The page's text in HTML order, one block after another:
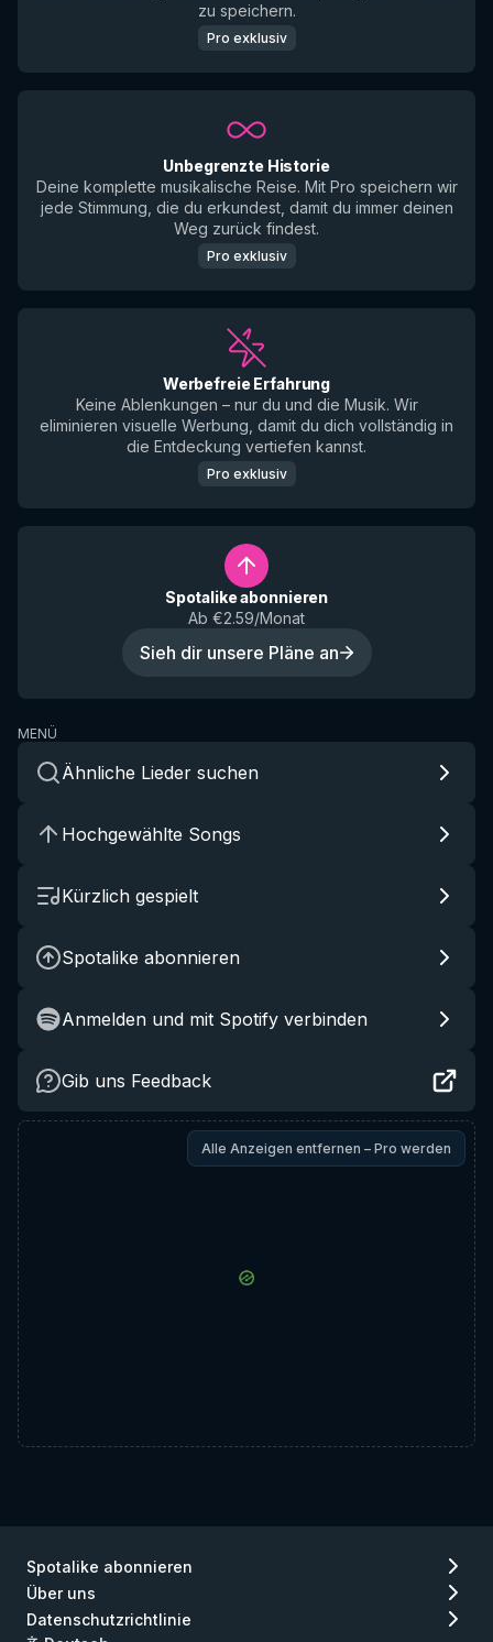
zu speichern.
Pro exklusiv
Unbegrenzte Historie
Deine komplette musikalische Reise. Mit Pro speichern wir
jede Stimmung, die du erkundest, damit du immer deinen
Weg zurück findest.
Pro exklusiv
Werbefreie Erfahrung
Keine Ablenkungen – nur du und die Musik. Wir
eliminieren visuelle Werbung, damit du dich vollständig in
die Entdeckung vertiefen kannst.
Pro exklusiv
Spotalike abonnieren
Ab €2.59/Monat
Sieh dir unsere Pläne an
MENÜ
Ähnliche Lieder suchen
Hochgewählte Songs
Kürzlich gespielt
Spotalike abonnieren
Anmelden und mit Spotify verbinden
Gib uns Feedback
Alle Anzeigen entfernen – Pro werden
Spotalike abonnieren
Über uns
Datenschutzrichtlinie